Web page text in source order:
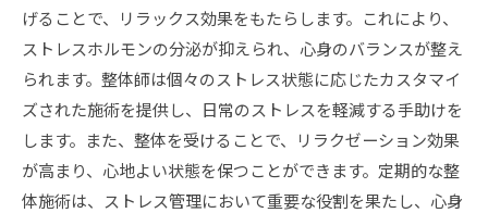
げることで、リラックス効果をもたらします。これにより、
ストレスホルモンの分泌が抑えられ、心身のバランスが整え
られます。整体師は個々のストレス状態に応じたカスタマイ
ズされた施術を提供し、日常のストレスを軽減する手助けを
します。また、整体を受けることで、リラクゼーション効果
が高まり、心地よい状態を保つことができます。定期的な整
体施術は、ストレス管理において重要な役割を果たし、心身